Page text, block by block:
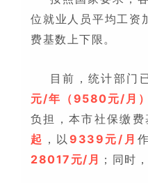
位就业人员平均工资
费基数上下限。
目前，统计部门
元/年（9580元/月
负担，本市社保缴
起 ，以9339元/月
28017元/月 ；同时